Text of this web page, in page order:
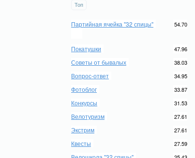
Топ
Партийная ячейка "32 спицы" 54.70
Покатушки 47.96
Советы от бывалых 38.03
Вопрос-ответ 34.95
Фотоблог 33.87
Конкурсы 31.53
Велотуризм 27.61
Экстрим 27.61
Квесты 27.59